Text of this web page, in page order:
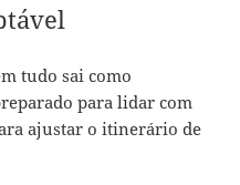
tudo sai como
para lidar com
ajustar o itinerário de